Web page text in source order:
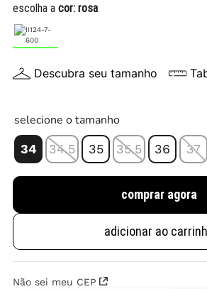
escolha a cor: rosa
Descubra seu tamanho
selecione o tamanho
34 34.5 35 35.5 36 37
comprar agora
adicionar ao
Não sei meu CEP